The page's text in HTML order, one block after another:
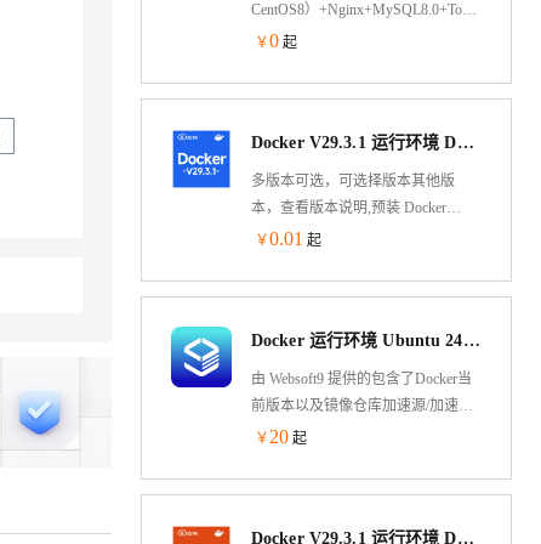
CentOS8）
Nginx处理静态资源，Tomcat以apr模
￥0 起
Docker V29.3.1 运行环境 Docker-compose Aliyun Linux 3 LTS 64位
多版本可选，可选择版本其他版
本，查看版本说明,预装 Docker
V29.3.1 运行环境 Docker-compose
署，快速部署维护。允许实例简
单、快速地扩展。
￥0.01 起
Docker 运行环境 Ubuntu 24.04（含可视化面板）
由 Websoft9 提供的包含了Docker当
前版本以及镜像仓库加速源/加速器
的 Ubuntu 镜像，预装可视化 Docker
应用部署建议。
￥ 20 起
Docker V29.3.1 运行环境 DockerCompose v2.39 Ubuntu 24.04 LTS 64 位